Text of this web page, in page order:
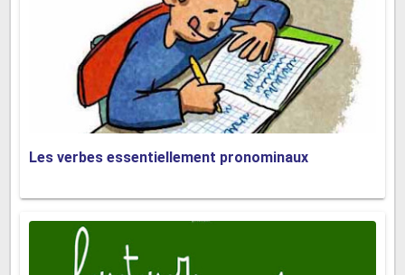
Les verbes essentiellement pronominaux